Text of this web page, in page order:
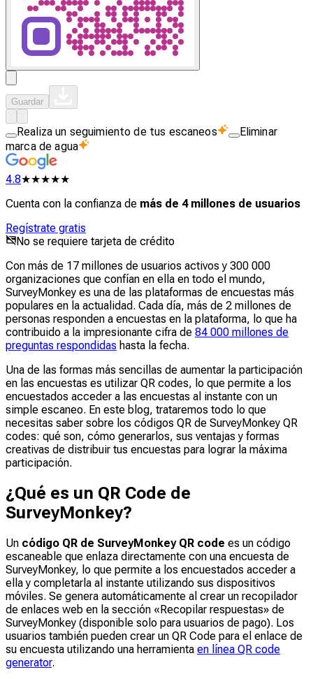
Guardar
Realiza un seguimiento de tus escaneos
Eliminar
marca de agua
4.8★★★★★
Cuenta con la confianza de más de 4 millones de usuarios
Regístrate gratis
No se requiere tarjeta de crédito
Con más de 17 millones de usuarios activos y 300 000
organizaciones que confían en ella en todo el mundo,
SurveyMonkey es una de las plataformas de encuestas más
populares en la actualidad. Cada día, más de 2 millones de
personas responden a encuestas en la plataforma, lo que ha
contribuido a la impresionante cifra de 84 000 millones de
preguntas respondidas hasta la fecha.
Una de las formas más sencillas de aumentar la participación
en las encuestas es utilizar QR codes, lo que permite a los
encuestados acceder a las encuestas al instante con un
simple escaneo. En este blog, trataremos todo lo que
necesitas saber sobre los códigos QR de SurveyMonkey QR
codes: qué son, cómo generarlos, sus ventajas y formas
creativas de distribuir tus encuestas para lograr la máxima
participación.
¿Qué es un QR Code de
SurveyMonkey?
Un código QR de SurveyMonkey QR code es un código
escaneable que enlaza directamente con una encuesta de
SurveyMonkey, lo que permite a los encuestados acceder a
ella y completarla al instante utilizando sus dispositivos
móviles. Se genera automáticamente al crear un recopilador
de enlaces web en la sección «Recopilar respuestas» de
SurveyMonkey (disponible solo para usuarios de pago). Los
usuarios también pueden crear un QR Code para el enlace de
su encuesta utilizando una herramienta en línea QR code
generator.